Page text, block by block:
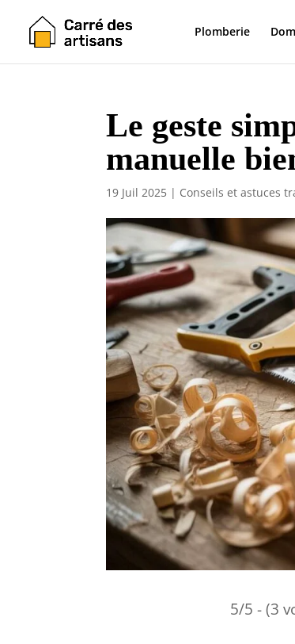
Plomberie
Le geste
manuelle
19 Juil 2025 | Conseils et astuces
5/5 - (3